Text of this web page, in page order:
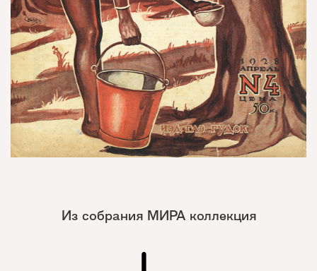
Из собрания МИРА коллекция